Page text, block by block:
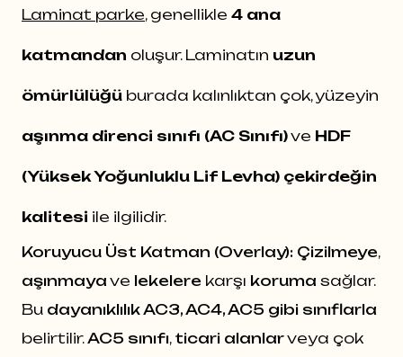
Laminat parke, genellikle 4 ana
katmandan oluşur. Laminatın uzun
ömürlülüğü burada kalınlıktan çok, yüzeyin
aşınma direnci sınıfı (AC Sınıfı)ve HDF
(Yüksek Yoğunluklu Lif Levha) çekirdeğin
kalitesi ile ilgilidir.
Koruyucu Üst Katman (Overlay): Çizilmeye,
aşınmaya ve lekelere karşı koruma sağlar.
Bu dayanıklılık AC3, AC4, AC5 gibi sınıflarla
belirtilir.AC5 sınıfı, ticari alanlarveya çok